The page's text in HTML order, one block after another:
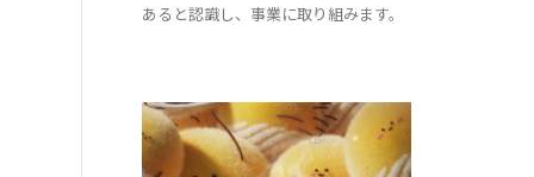
あると認識し、事業に取り組みます。